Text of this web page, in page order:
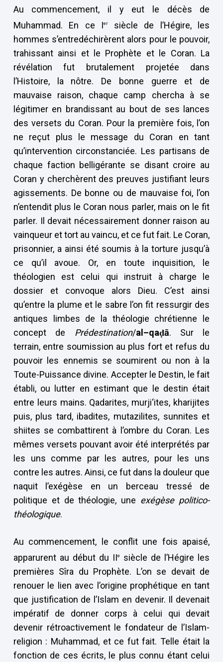
Au commencement, il y eut le décès de
Muhammad. En ce Iersiècle de l’Hégire, les
hommes s’entredéchirèrent alors pour le pouvoir,
trahissant ainsi et le Prophète et le Coran. La
révélation fut brutalement projetée dans
l’Histoire, la nôtre. De bonne guerre et de
mauvaise raison, chaque camp chercha à se
légitimer en brandissant au bout de ses lances
des versets du Coran. Pour la première fois, l’on
ne reçut plus le message du Coran en tant
qu’intervention circonstanciée. Les partisans de
chaque faction belligérante se disant croire au
Coran y cherchèrent des preuves justifiant leurs
agissements. De bonne ou de mauvaise foi, l’on
n’entendit plus le Coran nous parler, mais on le fit
parler. Il devait nécessairement donner raison au
vainqueur et tort au vaincu, et ce fut fait. Le Coran,
prisonnier, a ainsi été soumis à la torture jusqu’à
ce qu’il avoue. Or, en toute inquisition, le
théologien est celui qui instruit à charge le
dossier et convoque alors Dieu. C’est ainsi
qu’entre la plume et le sabre l’on fit ressurgir des
antiques limbes de la théologie chrétienne le
concept de Prédestination/al–qaḍā. Sur le
terrain, entre soumission au plus fort et refus du
pouvoir les ennemis se soumirent ou non à la
Toute-Puissance divine. Accepter le Destin, le fait
établi, ou lutter en estimant que le destin était
entre leurs mains. Qadarites, murji‘ites, kharijites
puis, plus tard, ibadites, mutazilites, sunnites et
shiites se combattirent à l’ombre du Coran. Les
mêmes versets pouvant avoir été interprétés par
les uns comme par les autres, pour les uns
contre les autres. Ainsi, ce fut dans la douleur que
naquit l’exégèse en un berceau tressé de
politique et de théologie, une exégèse politico-
théologique.
Au commencement, le conflit une fois apaisé,
apparurent au début du IIe
siècle de l’Hégire les
premières Sîra du Prophète. L’on se devait de
renouer le lien avec l’origine prophétique en tant
que justification de l’Islam en devenir. Il devenait
impératif de donner corps à celui qui devait
devenir rétroactivement le fondateur de l’Islam-
religion : Muhammad, et ce fut fait. Telle était la
fonction de ces écrits, le plus connu étant celui